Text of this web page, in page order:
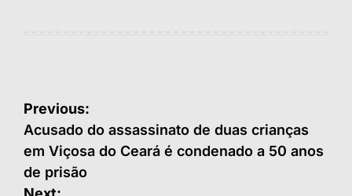
Navegação
de
Post
Previous:
Acusado do assassinato de duas crianças
em Viçosa do Ceará é condenado a 50 anos
de prisão